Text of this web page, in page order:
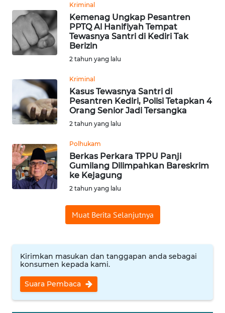
Kriminal
Kemenag Ungkap Pesantren
PPTQ Al Hanifiyah Tempat
Tewasnya Santri di Kediri Tak
Berizin
2 tahun yang lalu
Kriminal
Kasus Tewasnya Santri di
Pesantren Kediri, Polisi Tetapkan 4
Orang Senior Jadi Tersangka
2 tahun yang lalu
Polhukam
Berkas Perkara TPPU Panji
Gumilang Dilimpahkan Bareskrim
ke Kejagung
2 tahun yang lalu
Muat Berita Selanjutnya
Kirimkan masukan dan tanggapan anda sebagai
konsumen kepada kami.
Suara Pembaca
WN
KEPULAUAN
SERIBU
TANGERANG
WN
BINJAI
WN
CIREBON
WN
WN
MAJALENGKA
WN
SUBANG